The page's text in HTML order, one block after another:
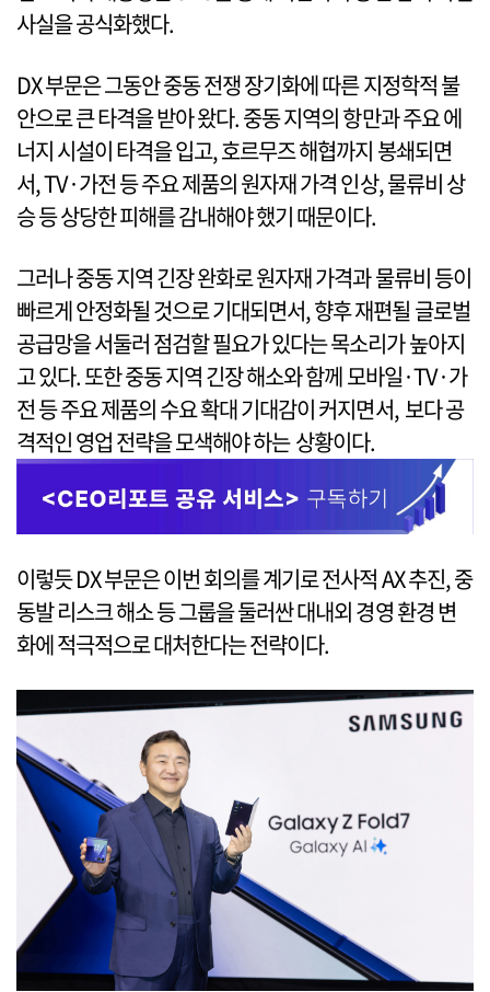
사실을 공식화했다.
DX 부문은 그동안 중동 전쟁 장기화에 따른 지정학적 불
안으로 큰 타격을 받아 왔다. 중동 지역의 항만과 주요 에
너지 시설이 타격을 입고, 호르무즈 해협까지 봉쇄되면
서, TV·가전 등 주요 제품의 원자재 가격 인상, 물류비 상
승 등 상당한 피해를 감내해야 했기 때문이다.
그러나 중동 지역 긴장 완화로 원자재 가격과 물류비 등이
빠르게 안정화될 것으로 기대되면서, 향후 재편될 글로벌
공급망을 서둘러 점검할 필요가 있다는 목소리가 높아지
고 있다. 또한 중동 지역 긴장 해소와 함께 모바일·TV·가
전 등 주요 제품의 수요 확대 기대감이 커지면서, 보다 공
격적인 영업 전략을 모색해야 하는 상황이다.
이렇듯 DX 부문은 이번 회의를 계기로 전사적 AX 추진, 중
동발 리스크 해소 등 그룹을 둘러싼 대내외 경영 환경 변
화에 적극적으로 대처한다는 전략이다.